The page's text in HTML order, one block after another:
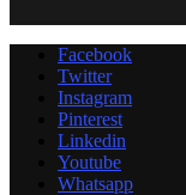
Facebook
Twitter
Instagram
Pinterest
Linkedin
Youtube
Whatsapp